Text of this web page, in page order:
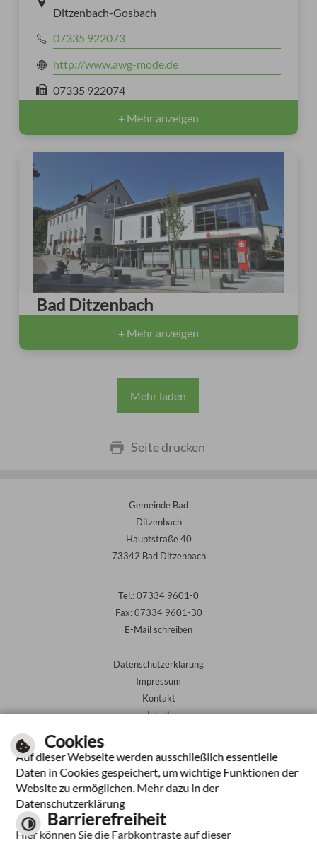
Ditzenbach-Gosbach
07335 922073
http://www.awg-mode.de
07335 922074
+ Mehr anzeigen
Bad Ditzenbach
+ Mehr anzeigen
Mehr laden
Seite drucken
Gemeinde Bad
Ditzenbach
Hauptstraße 40
73342 Bad Ditzenbach
Tel.: 07334 9601-0
Fax: 07334 9601-30
E-Mail schreiben
Datenschutzerklärung
Impressum
Kontakt
Inhalt
Leichte Sprache
Gebärdensprache
Cookies
Auf dieser Webseite werden ausschließlich essentielle
Daten in Cookies gespeichert, um wichtige Funktionen der
Website zu ermöglichen. Mehr dazu in der
Datenschutzerklärung
Barrierefreiheit
Hier können Sie die Farbkontraste auf dieser